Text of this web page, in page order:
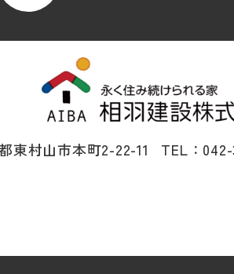
東村山市本町2-22-11 TEL：